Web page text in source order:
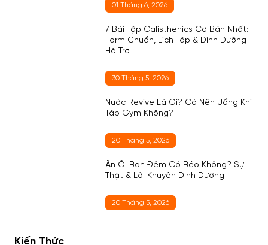
01 Tháng 6, 2026
7 Bài Tập Calisthenics Cơ Bản Nhất:
Form Chuẩn, Lịch Tập & Dinh Dưỡng
Hỗ Trợ
30 Tháng 5, 2026
Nước Revive Là Gì? Có Nên Uống Khi
Tập Gym Không?
20 Tháng 5, 2026
Ăn Ổi Ban Đêm Có Béo Không? Sự
Thật & Lời Khuyên Dinh Dưỡng
20 Tháng 5, 2026
Kiến Thức